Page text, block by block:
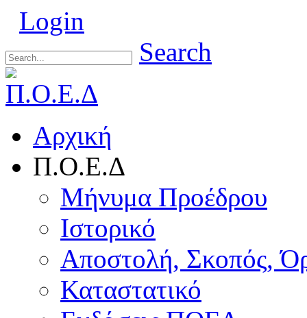
Login
Search
Αρχική
Π.Ο.Ε.Δ
Μήνυμα Προέδρου
Ιστορικό
Αποστολή, Σκοπός,
Καταστατικό